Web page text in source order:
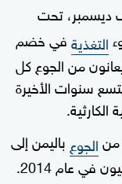
ديسمبر، تحت
التغذيةفي خضم
من الجوع كل
التسع سنوات الأخيرة
الكارثية.
منالجوعباليمن إلى